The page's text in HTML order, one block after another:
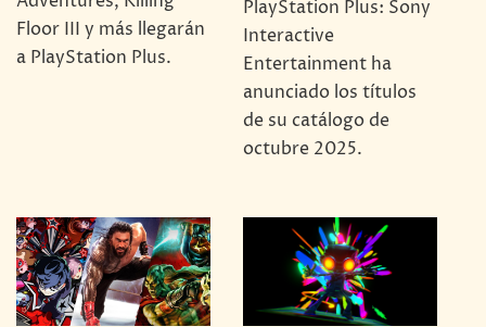
Floor III y más llegarán
a PlayStation Plus.
PlayStation Plus: Sony
Interactive
Entertainment ha
anunciado los títulos
de su catálogo de
octubre 2025.